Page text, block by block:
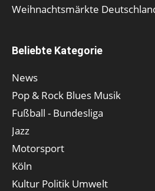
Weihnachtsmärkte
Beliebte Kategorie
News
Pop & Rock Blues Musik
Fußball - Bundesliga
Jazz
Motorsport
Köln
Kultur Politik Umwelt